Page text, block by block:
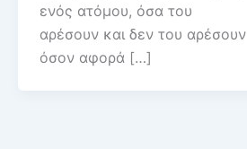
ενός ατόμου, όσα του
αρέσουν και δεν του αρέσουν
όσον αφορά […]